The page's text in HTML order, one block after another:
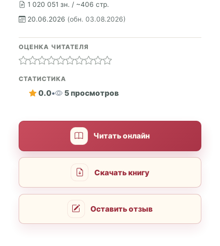
1 020 051 зн. / ~406 стр.
20.06.2026 (обн. 03.08.2026)
ОЦЕНКА ЧИТАТЕЛЯ
СТАТИСТИКА
0.0• 5 просмотров
Читать онлайн
Скачать книгу
Оставить отзыв